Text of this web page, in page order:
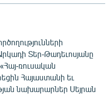
Տեր-Թադեւոսյանը
ռուսական
Հայաստանի եւ
նախարարներ Սեյրան